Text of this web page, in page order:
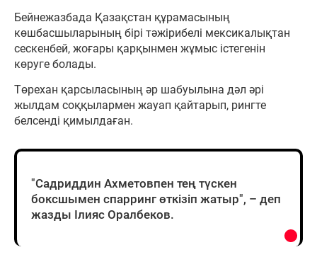
Бейнежазбада Қазақстан құрамасының
көшбасшыларының бірі тәжірибелі мексикалықтан
сескенбей, жоғары қарқынмен жұмыс істегенін
көруге болады.
Төрехан қарсыласының әр шабуылына дәл әрі
жылдам соққылармен жауап қайтарып, рингте
белсенді қимылдаған.
"Садриддин Ахметовпен тең түскен
боксшымен спарринг өткізіп жатыр", – деп
жазды Ілияс Оралбеков.